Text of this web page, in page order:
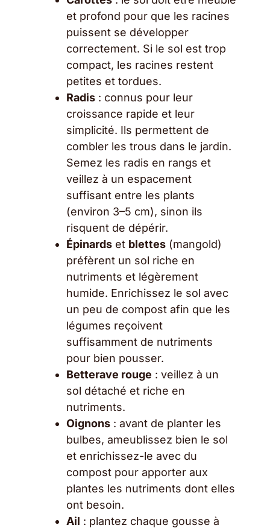
et profond pour que les racines
puissent se développer
correctement. Si le sol est trop
compact, les racines restent
petites et tordues.
Radis : connus pour leur
croissance rapide et leur
simplicité. Ils permettent de
combler les trous dans le jardin.
Semez les radis en rangs et
veillez à un espacement
suffisant entre les plants
(environ 3–5 cm), sinon ils
risquent de dépérir.
Épinards et blettes (mangold)
préfèrent un sol riche en
nutriments et légèrement
humide. Enrichissez le sol avec
un peu de compost afin que les
légumes reçoivent
suffisamment de nutriments
pour bien pousser.
Betterave rouge : veillez à un
sol détaché et riche en
nutriments.
Oignons : avant de planter les
bulbes, ameublissez bien le sol
et enrichissez-le avec du
compost pour apporter aux
plantes les nutriments dont elles
ont besoin.
Ail : plantez chaque gousse à